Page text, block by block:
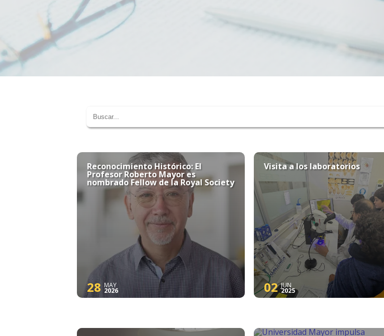
Reconocimiento Histórico: El
Profesor Roberto Mayor es
nombrado Fellow de la Royal Society
28 MAY
2026
Visita a los laboratorios
02 JUN
2025